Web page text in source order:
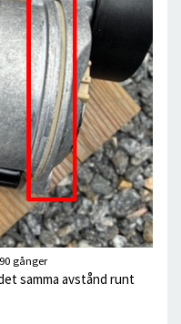
gånger
samma avstånd runt